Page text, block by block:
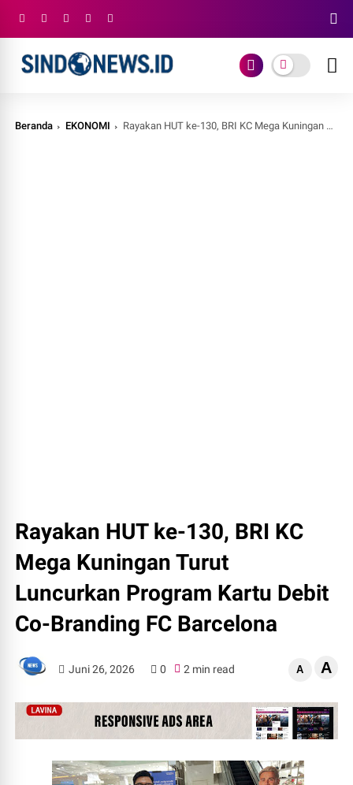
Beranda EKONOMI Rayakan HUT ke-130, BRI KC Mega Kuningan Turut Luncurkan Program Kartu Debit Co-Branding FC Barcelona
Rayakan HUT ke-130, BRI KC
Mega Kuningan Turut
Luncurkan Program Kartu Debit
Co-Branding FC Barcelona
Juni 26, 2026 0 2 min read A A